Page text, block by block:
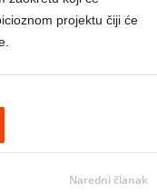
projektu čiji će
Naredni članak